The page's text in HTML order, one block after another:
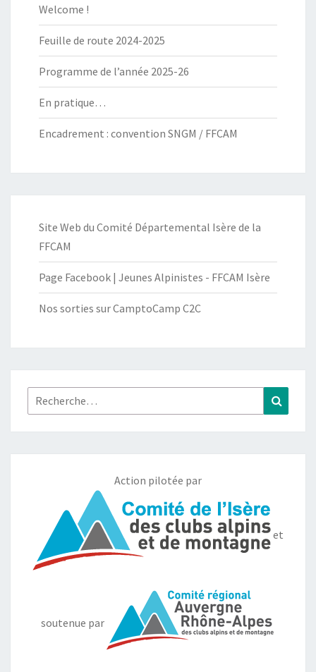
Welcome !
Feuille de route 2024-2025
Programme de l’année 2025-26
En pratique…
Encadrement : convention SNGM / FFCAM
Site Web du Comité Départemental Isère de la
FFCAM
Page Facebook | Jeunes Alpinistes - FFCAM Isère
Nos sorties sur CamptoCamp C2C
Rechercher :
Action pilotée par
et
soutenue par